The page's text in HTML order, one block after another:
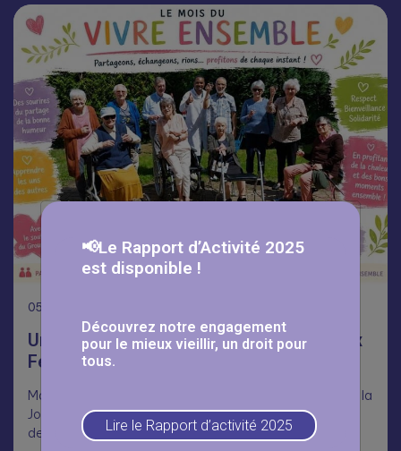
05
Une journée Portes Ouvertes réussie aux
Fermettes 🥳
Malgré la chaleur, nombreux ont répondu présents pour la
Journée Portes Ouvertes aux Fermettes, dans le cadre
des Mois du…
📢Le Rapport d’Activité 2025
est disponible !
Découvrez notre engagement
pour le mieux vieillir, un droit pour
tous.
Lire le Rapport d’activité 2025